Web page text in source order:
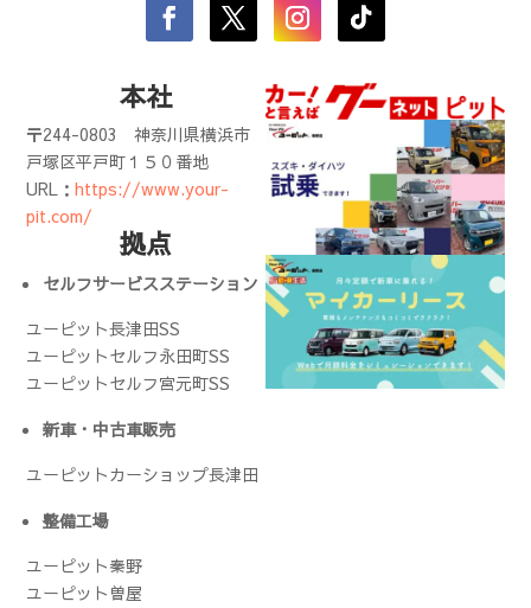
本社
〒244-0803神奈川県横浜市
戸塚区平戸町１５０番地
URL：https://www.your-
pit.com/
拠点
セルフサービスステーション
ユーピット長津田SS
ユーピットセルフ永田町SS
ユーピットセルフ宮元町SS
新車・中古車販売
ユーピットカーショップ長津田
整備工場
ユーピット秦野
ユーピット曽屋